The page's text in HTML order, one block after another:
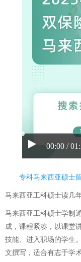
00:00 /
专科马来西亚硕士
马来西亚工科硕士读几
马来西亚工科硕士学制
成，课程紧凑，以课堂
技能、进入职场的学生
文撰写，适合有志于学